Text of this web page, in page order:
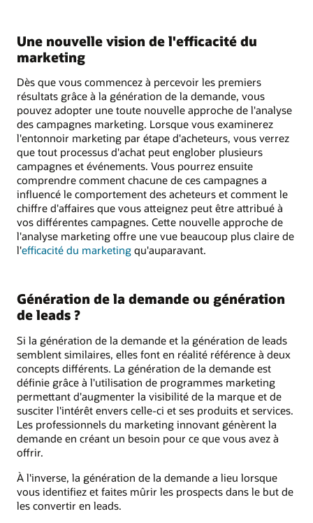
Une nouvelle vision de l'efficacité du
marketing
Dès que vous commencez à percevoir les premiers
résultats grâce à la génération de la demande, vous
pouvez adopter une toute nouvelle approche de l'analyse
des campagnes marketing. Lorsque vous examinerez
l'entonnoir marketing par étape d'acheteurs, vous verrez
que tout processus d'achat peut englober plusieurs
campagnes et événements. Vous pourrez ensuite
comprendre comment chacune de ces campagnes a
influencé le comportement des acheteurs et comment le
chiffre d'affaires que vous atteignez peut être attribué à
vos différentes campagnes. Cette nouvelle approche de
l'analyse marketing offre une vue beaucoup plus claire de
l'efficacité du marketing qu'auparavant.
Génération de la demande ou génération
de leads ?
Si la génération de la demande et la génération de leads
semblent similaires, elles font en réalité référence à deux
concepts différents. La génération de la demande est
définie grâce à l'utilisation de programmes marketing
permettant d'augmenter la visibilité de la marque et de
susciter l'intérêt envers celle-ci et ses produits et services.
Les professionnels du marketing innovant génèrent la
demande en créant un besoin pour ce que vous avez à
offrir.
À l'inverse, la génération de la demande a lieu lorsque
vous identifiez et faites mûrir les prospects dans le but de
les convertir en leads.